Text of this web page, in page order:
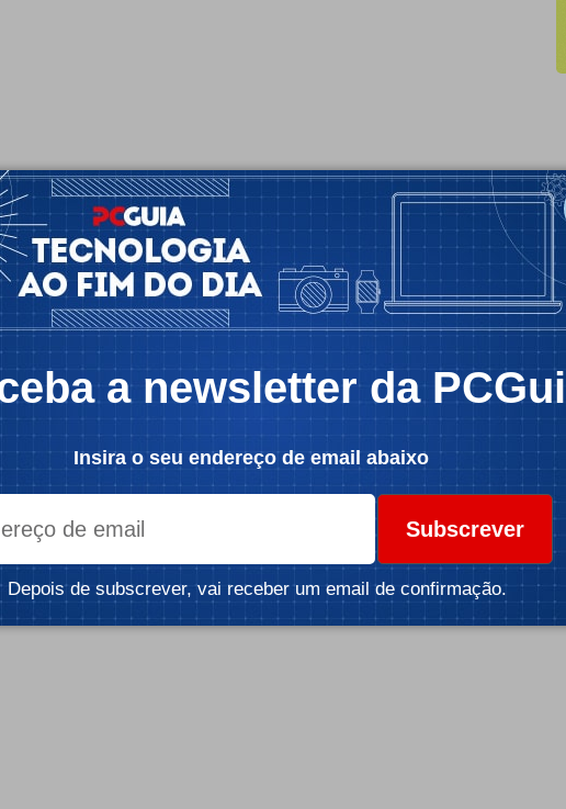
a newsletter da
Insira o seu endereço de email abaixo
Subscrever
Depois de subscrever, vai receber um email de confirmação.